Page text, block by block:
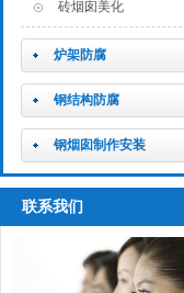
砖烟囱美化
炉架防腐
钢结构防腐
钢烟囱制作安装
联系我们